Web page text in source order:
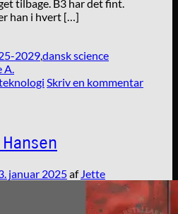
tilbage. B3 har det fint.
han i hvert […]
2029,dansk science
A.
Skriv en kommentar
januar 2025af Jette